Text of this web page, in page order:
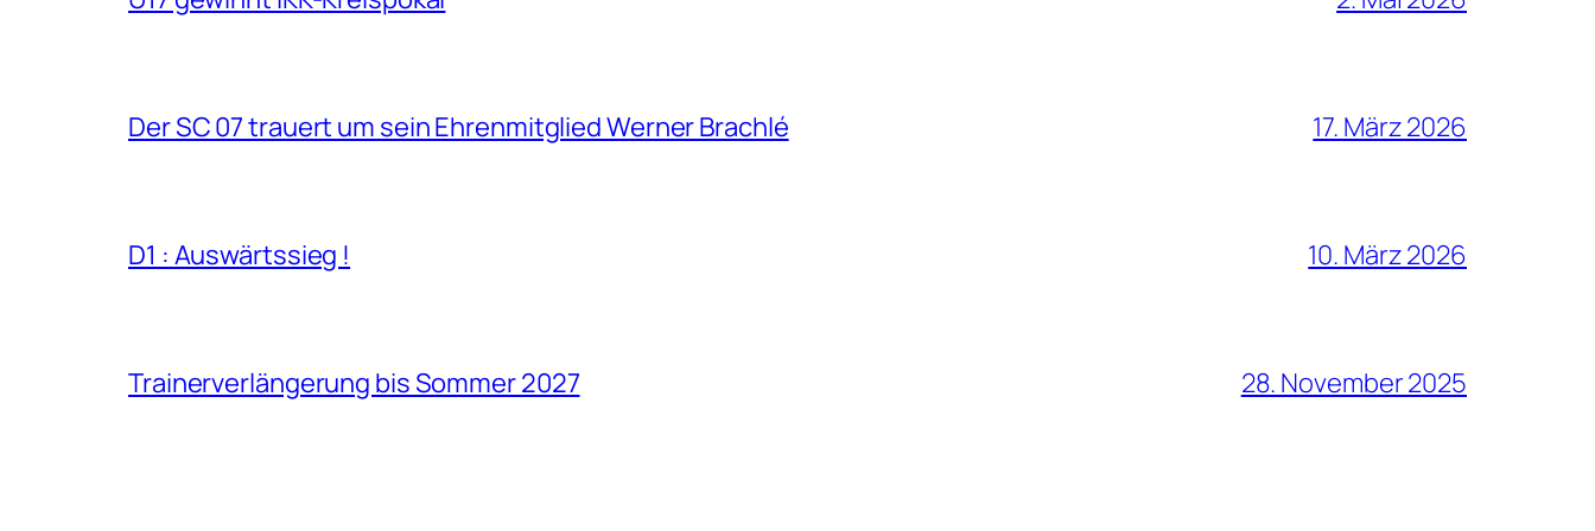
Der SC 07 trauert um sein Ehrenmitglied Werner Brachlé 17. März 2026
D1 : Auswärtssieg ! 10. März 2026
Trainerverlängerung bis Sommer 2027 28. November 2025